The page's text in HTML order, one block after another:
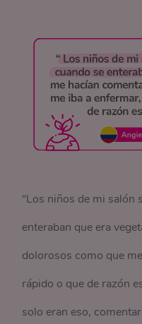
“Los niños de mi salón
enteraban que era
dolorosos como que
rápido o que de razón
solo eran eso,